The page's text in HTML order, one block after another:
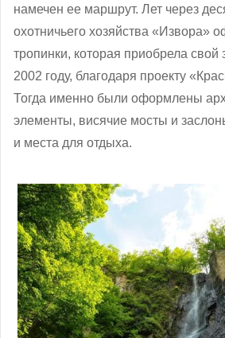
намечен ее маршрут. Лет через
охотничьего хозяйства «Извора»
тропинки, которая приобрела свой
2002 году, благодаря проекту
Тогда именно были оформлены
элементы, висячие мосты и
и места для отдыха.